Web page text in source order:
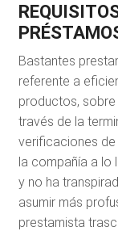
Bastantes
referente a
productos,
través de la
verificaciones
la compañía a lo
y no ha
asumir más
prestamista